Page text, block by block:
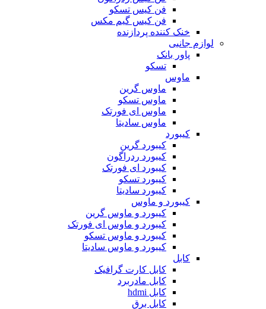
فن کیس تسکو
فن کیس گیم مکس
خنک کننده پردازنده
لوازم جانبی
پاور بانک
تسکو
ماوس
ماوس گرین
ماوس تسکو
ماوس ای فورتک
ماوس سادیتا
کیبورد
کیبورد گرین
کیبورد ردراگون
کیبورد ای فورتک
کیبورد تسکو
کیبورد سادیتا
کیبورد و ماوس
کیبورد و ماوس گرین
کیبورد و ماوس ای فورتک
کیبورد و ماوس تسکو
کیبورد و ماوس سادیتا
کابل
کابل کارت گرافیک
کابل مادربرد
کابل hdmi
کابل برق